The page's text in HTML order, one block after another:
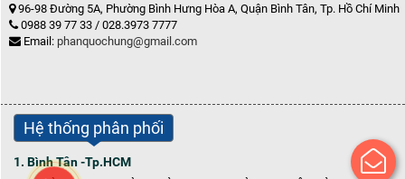
96-98 Đường 5A, Phường Bình Hưng Hòa A, Quận Bình Tân, Tp. Hồ Chí Minh
0988 39 77 33 / 028.3973 7777
Email: phanquochung@gmail.com
Hệ thống phân phối
1. Bình Tân -Tp.HCM